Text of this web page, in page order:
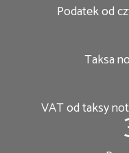
Podatek od
Taksa
VAT od taksy